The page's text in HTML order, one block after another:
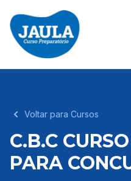
Voltar para Cursos
C.B.C
PARA